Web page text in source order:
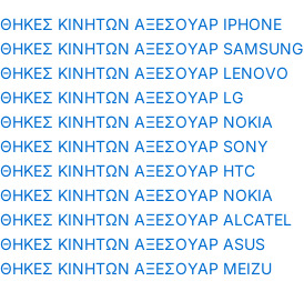
ΘΗΚΕΣ ΚΙΝΗΤΩΝ ΑΞΕΣΟΥΑΡ IPHONE
ΘΗΚΕΣ ΚΙΝΗΤΩΝ ΑΞΕΣΟΥΑΡ SAMSUNG
ΘΗΚΕΣ ΚΙΝΗΤΩΝ ΑΞΕΣΟΥΑΡ LENOVO
ΘΗΚΕΣ ΚΙΝΗΤΩΝ ΑΞΕΣΟΥΑΡ LG
ΘΗΚΕΣ ΚΙΝΗΤΩΝ ΑΞΕΣΟΥΑΡ ΝΟΚΙΑ
ΘΗΚΕΣ ΚΙΝΗΤΩΝ ΑΞΕΣΟΥΑΡ SONY
ΘΗΚΕΣ ΚΙΝΗΤΩΝ ΑΞΕΣΟΥΑΡ HTC
ΘΗΚΕΣ ΚΙΝΗΤΩΝ ΑΞΕΣΟΥΑΡ NOKIA
ΘΗΚΕΣ ΚΙΝΗΤΩΝ ΑΞΕΣΟΥΑΡ ALCATEL
ΘΗΚΕΣ ΚΙΝΗΤΩΝ ΑΞΕΣΟΥΑΡ ASUS
ΘΗΚΕΣ ΚΙΝΗΤΩΝ ΑΞΕΣΟΥΑΡ MEIZU